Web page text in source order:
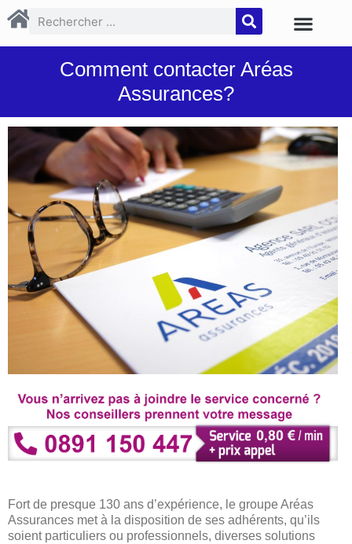
Comment contacter Aréas
Assurances?
Fort de presque 130 ans d’expérience, le groupe Aréas
Assurances met à la disposition de ses adhérents, qu’ils
soient particuliers ou professionnels, diverses solutions